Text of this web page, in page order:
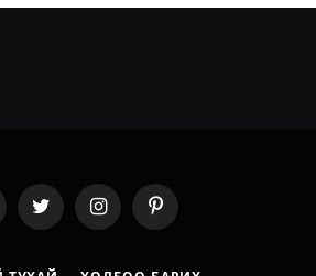
Twitter InstagramPinterest